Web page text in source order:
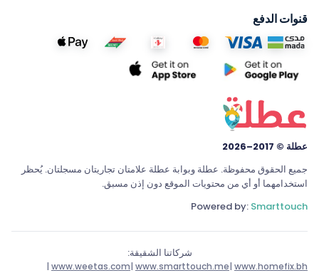
عطلة © 2017–2026
جميع الحقوق محفوظة. عطلة وبوابة عطلة علامتان تجاريتان مسجلتان. يُحظر
استخدامهما أو أي من محتويات الموقع دون إذن مسبق.
Powered by: Smarttouch
قنوات الدفع
شركاتنا الشقيقة:
www.homefix.bh
|
www.smarttouch.me
|
www.weetas.com
|